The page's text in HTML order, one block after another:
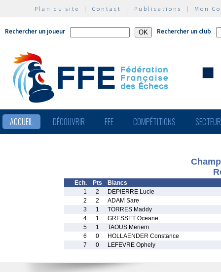
Plan du site | Contact | Publications | Mon
Rechercher un joueur Rechercher un club
ACCUEIL DÉCOUVRIR FFE COMPÉTITIONS
Ech. Pts
Blancs
1
2
DEPIERRE Lucie
2
2
ADAM Sare
3
1
TORRES Maddy
4
1
GRESSET Oceane
5
1
TAOUS Meriem
6
0
HOLLAENDER Constance
7
0 LEFEVRE Ophely